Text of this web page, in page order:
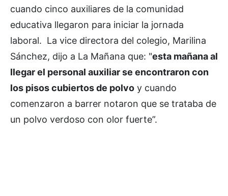
cuando cinco auxiliares de la comunidad
educativa llegaron para iniciar la jornada
laboral. La vice directora del colegio, Marilina
Sánchez, dijo a La Mañana que: "esta mañana al
llegar el personal auxiliar se encontraron con
los pisos cubiertos de polvo y cuando
comenzaron a barrer notaron que se trataba de
un polvo verdoso con olor fuerte”.